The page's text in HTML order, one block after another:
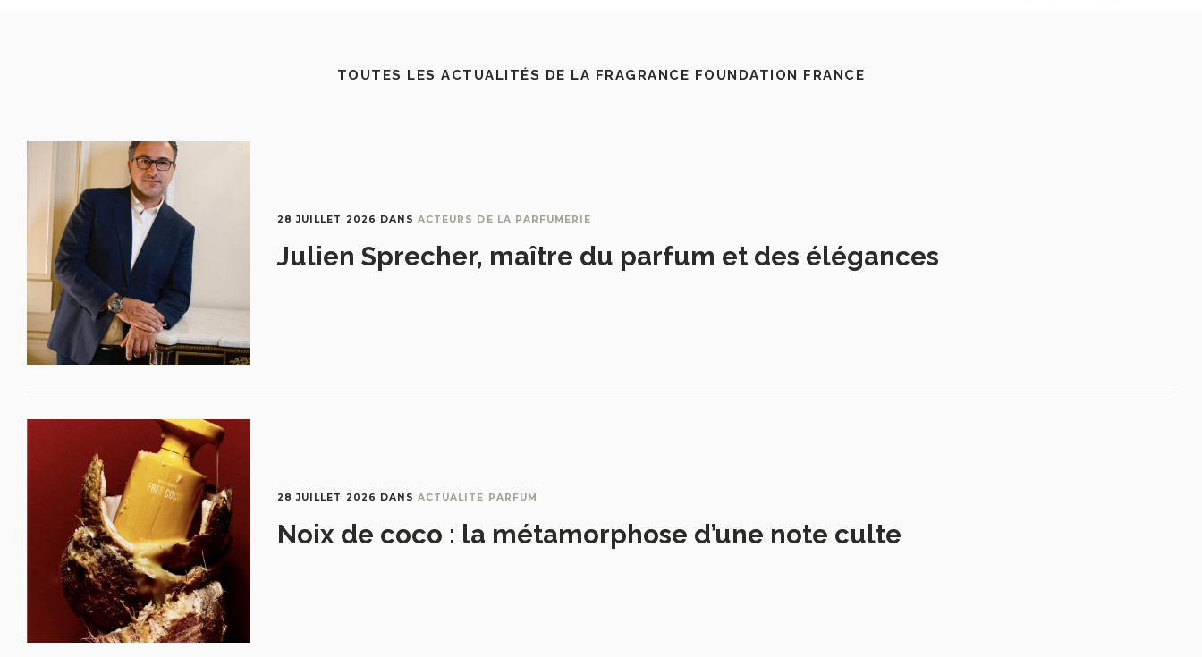
TOUTES LES ACTUALITÉS DE LA FRAGRANCE FOUNDATION FRANCE
28 JUILLET 2026 DANSACTEURS DE LA PARFUMERIE
Julien Sprecher, maître du parfum et des élégances
28 JUILLET 2026 DANSACTUALITE PARFUM
Noix de coco : la métamorphose d’une note culte